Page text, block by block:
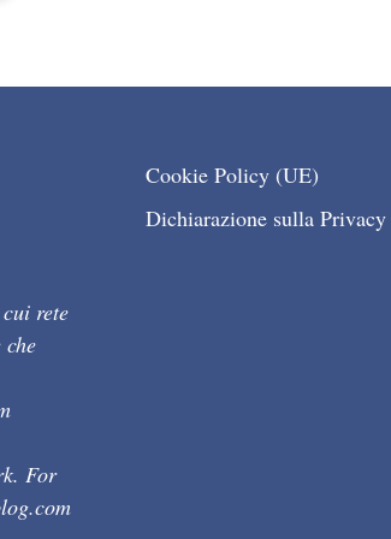
rete
For
Cookie Policy (UE)
Dichiarazione sulla